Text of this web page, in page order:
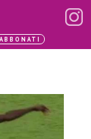
ABBONATI